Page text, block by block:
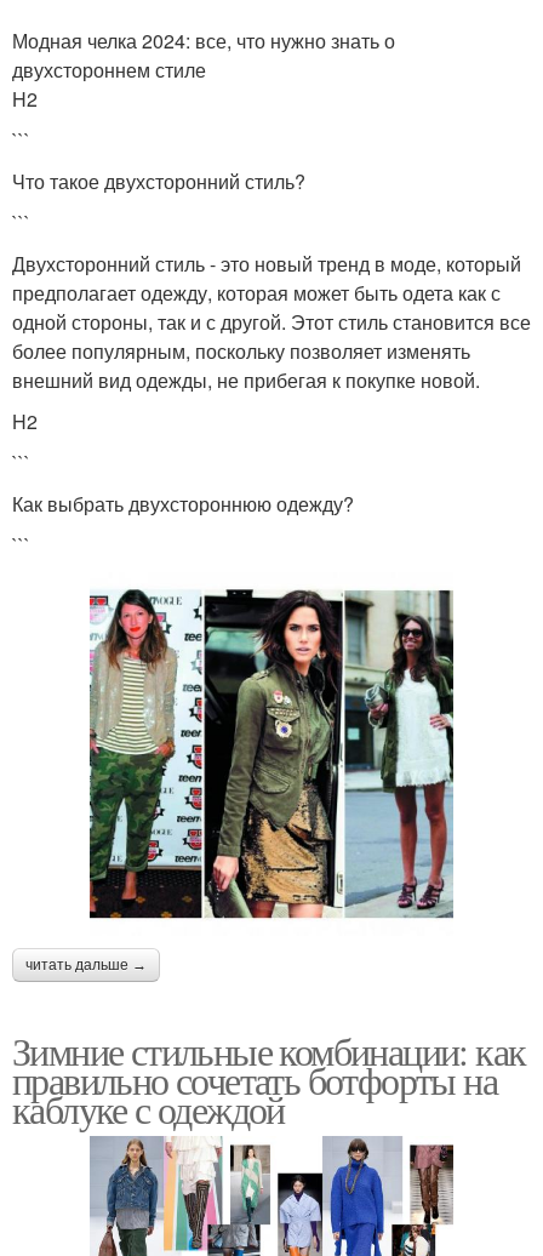
Модная челка 2024: все, что нужно знать о
двухстороннем стиле
H2
```
Что такое двухсторонний стиль?
```
Двухсторонний стиль - это новый тренд в моде, который
предполагает одежду, которая может быть одета как с
одной стороны, так и с другой. Этот стиль становится все
более популярным, поскольку позволяет изменять
внешний вид одежды, не прибегая к покупке новой.
H2
```
Как выбрать двухстороннюю одежду?
```
читать дальше →
Зимние стильные комбинации: как
правильно сочетать ботфорты на
каблуке с одеждой